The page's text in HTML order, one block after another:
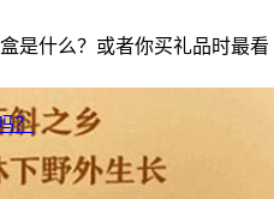
？
是什么？或者你买礼品时最看